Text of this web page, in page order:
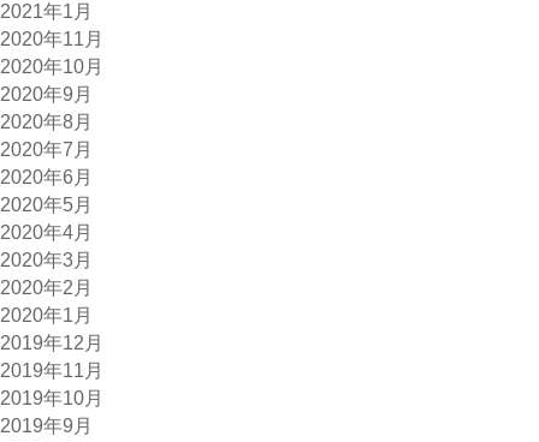
2021年1月
2020年11月
2020年10月
2020年9月
2020年8月
2020年7月
2020年6月
2020年5月
2020年4月
2020年3月
2020年2月
2020年1月
2019年12月
2019年11月
2019年10月
2019年9月